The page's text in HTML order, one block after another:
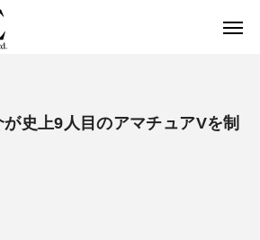
史上9人目のアマチュアVを制